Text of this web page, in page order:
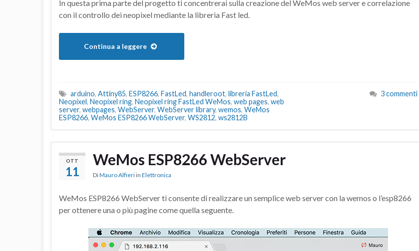
In questa prima parte del progetto ti concentrerai sulla creazione del WeMos web server e correlazione
con il controllo dei neopixel mediante la libreria Fast led.
Continua a leggere
arduino, Attiny85, ESP8266, FastLed, handleroot, libreria FastLed,
Neopixel, Neopixel ring, Neopixel ring FastLed WeMos, web pages, web
server, webpages, WebServer, WebServer library, wemos, WeMos
ESP8266, WeMos ESP8266 WebServer, WS2812, ws2812B
3 commenti
OTT
11
WeMos ESP8266 WebServer
DiMauro Alfieri in Elettronica
WeMos ESP8266 WebServer ti consente di realizzare un semplice web server con la wemos o l’esp8266
per ottenere una o più pagine come quella seguente.